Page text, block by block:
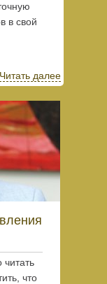
в свой
Читать далее
что